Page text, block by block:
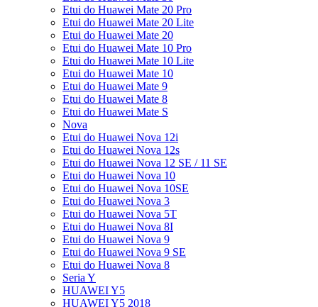
Etui do Huawei Mate 20 Pro
Etui do Huawei Mate 20 Lite
Etui do Huawei Mate 20
Etui do Huawei Mate 10 Pro
Etui do Huawei Mate 10 Lite
Etui do Huawei Mate 10
Etui do Huawei Mate 9
Etui do Huawei Mate 8
Etui do Huawei Mate S
Nova
Etui do Huawei Nova 12i
Etui do Huawei Nova 12s
Etui do Huawei Nova 12 SE / 11 SE
Etui do Huawei Nova 10
Etui do Huawei Nova 10SE
Etui do Huawei Nova 3
Etui do Huawei Nova 5T
Etui do Huawei Nova 8I
Etui do Huawei Nova 9
Etui do Huawei Nova 9 SE
Etui do Huawei Nova 8
Seria Y
HUAWEI Y5
HUAWEI Y5 2018